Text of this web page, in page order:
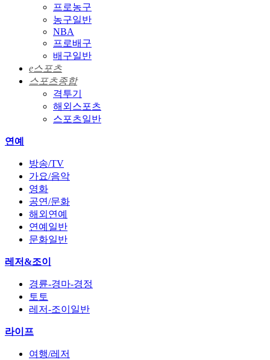
프로농구
농구일반
NBA
프로배구
배구일반
e스포츠
스포츠종합
격투기
해외스포츠
스포츠일반
연예
방송/TV
가요/음악
영화
공연/문화
해외연예
연예일반
문화일반
레저&조이
경륜-경마-경정
토토
레저-조이일반
라이프
여행/레저